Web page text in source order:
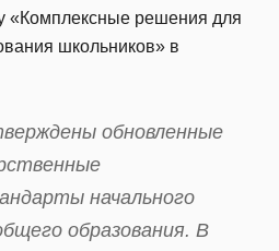
«Комплексные решения для
школьников» в
обновленные
начального
образования. В